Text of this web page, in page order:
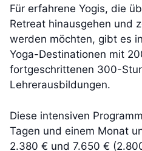
Für erfahrene Yogis, die
Retreat hinausgehen und
werden möchten, gibt es
Yoga-Destinationen mit
fortgeschrittenen 300-
Lehrerausbildungen.
Diese intensiven
Tagen und einem Monat
2.380 € und 7.650 €